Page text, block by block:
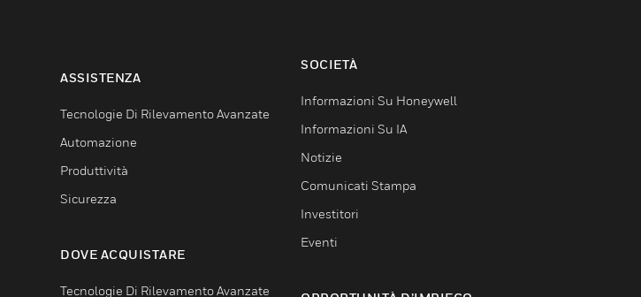
ASSISTENZA
Tecnologie Di Rilevamento Avanzate
Automazione
Produttività
Sicurezza
DOVE ACQUISTARE
Tecnologie Di Rilevamento Avanzate
SOCIETÀ
Informazioni Su Honeywell
Informazioni Su IA
Notizie
Comunicati Stampa
Investitori
Eventi